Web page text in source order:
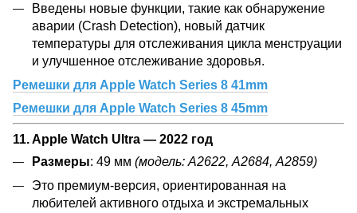
Введены новые функции, такие как обнаружение
аварии (Crash Detection), новый датчик
температуры для отслеживания цикла менструации
и улучшенное отслеживание здоровья.
Ремешки для Apple Watch Series 8 41mm
Ремешки для Apple Watch Series 8 45mm
11. Apple Watch Ultra — 2022 год
Размеры: 49 мм (модель: А2622, А2684, А2859)
Это премиум-версия, ориентированная на
любителей активного отдыха и экстремальных